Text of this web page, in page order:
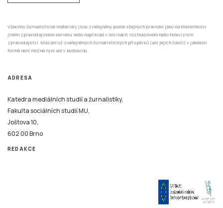
Všechny žurnalistické materiály jsou zveřejněny podle stejných pravidel jako na kterémkoliv
jiném zpravodajském serveru nebo například v novinách, rozhlasovém nebo televizním
zpravodajství. Mazání už zveřejněných žurnalistických příspěvků (ani jejich částí) v jakékoli
formě není možné nyní ani v budoucnu.
ADRESA
Katedra mediálních studií a žurnalistiky,
Fakulta sociálních studií MU,
Joštova 10,
602 00 Brno
REDAKCE